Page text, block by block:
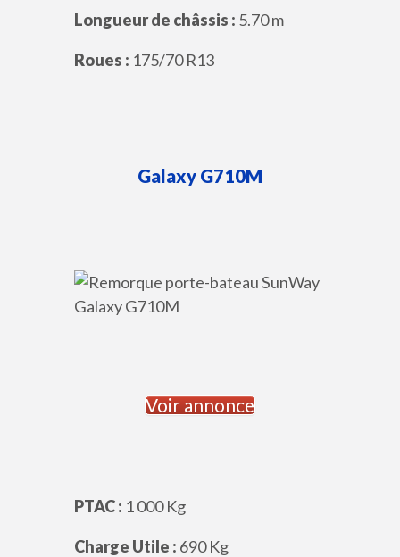
Longueur de châssis : 5.70 m
Roues : 175/70 R13
Galaxy G710M
Voir annonce
PTAC : 1 000 Kg
Charge Utile : 690 Kg